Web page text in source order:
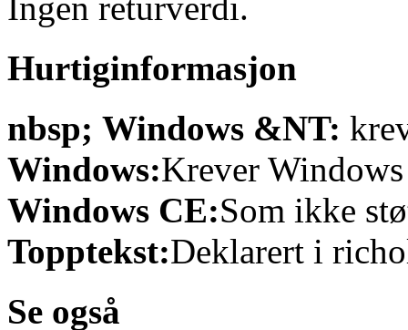
Hurtiginformasjon
nbsp; Windows &NT:
Windows:Krever
Windows CE:Som ikke
Topptekst:Deklarert i
Se også